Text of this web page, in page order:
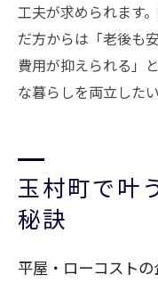
工夫が求められます
だ方からは「老後も
費用が抑えられる」
な暮らしを両立した
玉村町で叶
秘訣
平屋・ローコスト